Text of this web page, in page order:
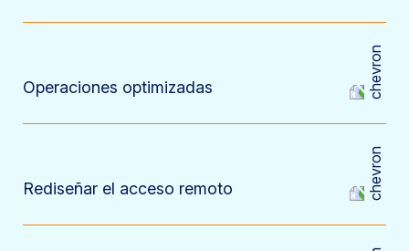
Operaciones optimizadas
Rediseñar el acceso remoto